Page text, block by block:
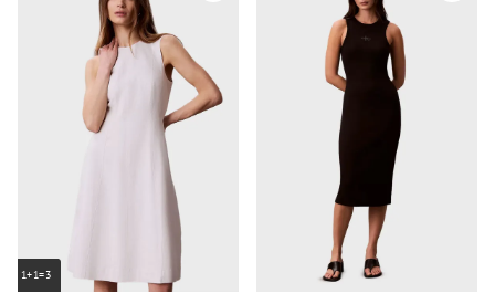
1+1=3